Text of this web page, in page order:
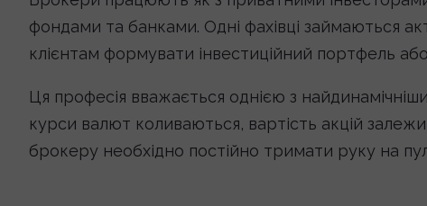
фондами та банками. Одні фахівці займаються
клієнтам формувати інвестиційний портфель
Ця професія вважається однією з
курси валют коливаються, вартість акцій
брокеру необхідно постійно тримати руку на